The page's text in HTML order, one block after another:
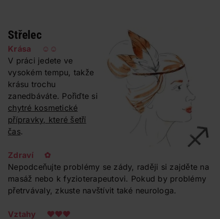
Střelec
Krása ☺☺
V práci jedete ve
vysokém tempu, takže
krásu trochu
zanedbáváte. Pořiďte si
chytré kosmetické
přípravky, které šetří
čas.
Zdraví ✿
Nepodceňujte problémy se zády, raději si zajděte na
masáž nebo k fyzioterapeutovi. Pokud by problémy
přetrvávaly, zkuste navštívit také neurologa.
Vztahy ❤❤❤